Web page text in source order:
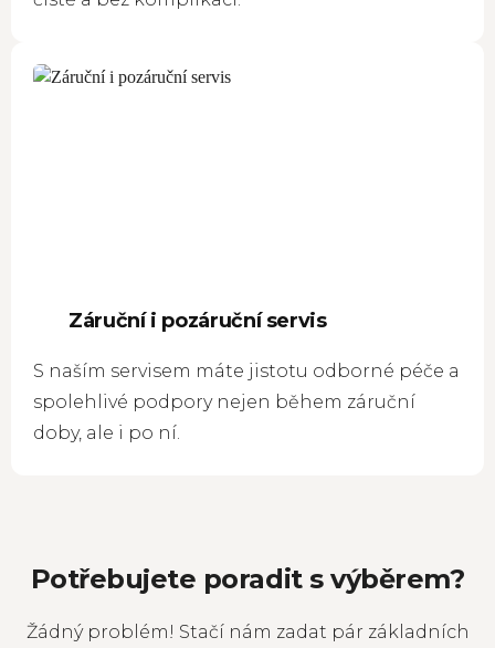
Záruční i pozáruční servis
S naším servisem máte jistotu odborné péče a
spolehlivé podpory nejen během záruční
doby, ale i po ní.
Potřebujete poradit s výběrem?
Žádný problém! Stačí nám zadat pár základních